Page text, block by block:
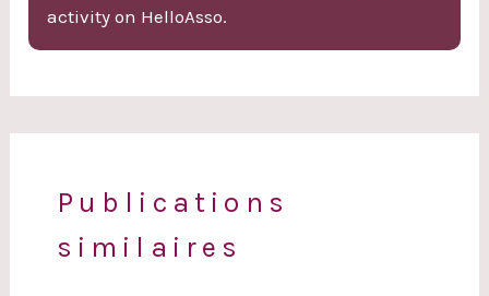
activity on HelloAsso.
Publications
similaires